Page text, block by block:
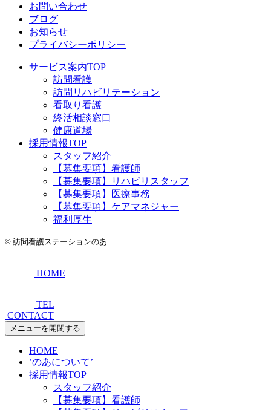
お問い合わせ
ブログ
お知らせ
プライバシーポリシー
サービス案内TOP
訪問看護
訪問リハビリテーション
看取り看護
終活相談窓口
健康道場
採用情報TOP
スタッフ紹介
【募集要項】看護師
【募集要項】リハビリスタッフ
【募集要項】医療事務
【募集要項】ケアマネジャー
福利厚生
© 訪問看護ステーションのあ.
HOME
TEL
CONTACT
メニューを開閉する
HOME
’のあについて’
採用情報TOP
スタッフ紹介
【募集要項】看護師